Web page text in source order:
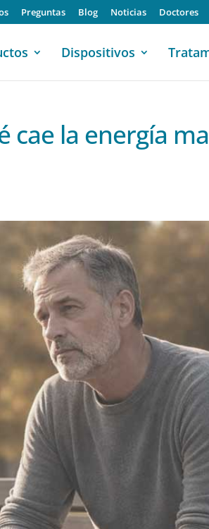
Preguntas Blog Noticias Doctores
Dispositivos
cae la energía